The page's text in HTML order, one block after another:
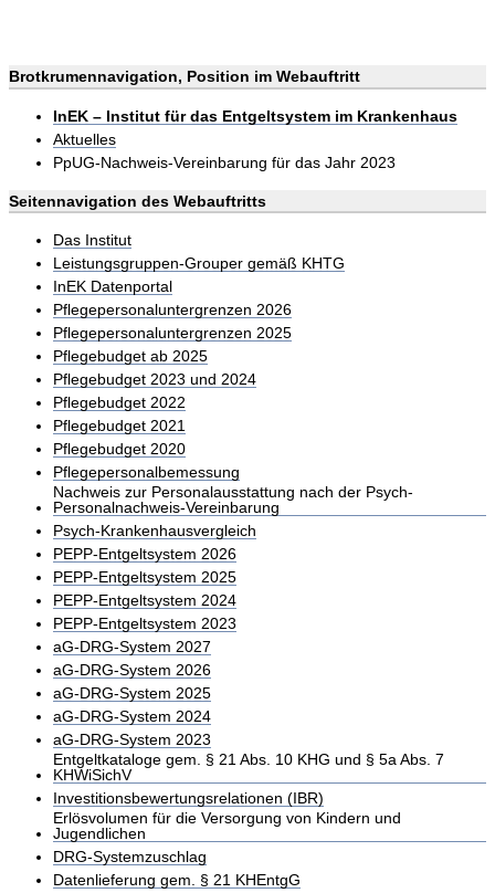
Brotkrumennavigation, Position im Webauftritt
InEK – Institut für das Entgeltsystem im Krankenhaus
Aktuelles
PpUG-Nachweis-Vereinbarung für das Jahr 2023
Seitennavigation des Webauftritts
Das Institut
Leistungsgruppen-Grouper gemäß KHTG
InEK Datenportal
Pflegepersonaluntergrenzen 2026
Pflegepersonaluntergrenzen 2025
Pflegebudget ab 2025
Pflegebudget 2023 und 2024
Pflegebudget 2022
Pflegebudget 2021
Pflegebudget 2020
Pflegepersonalbemessung
Nachweis zur Personalausstattung nach der Psych-
Personalnachweis-Vereinbarung
Psych-Krankenhausvergleich
PEPP-Entgeltsystem 2026
PEPP-Entgeltsystem 2025
PEPP-Entgeltsystem 2024
PEPP-Entgeltsystem 2023
aG-DRG-System 2027
aG-DRG-System 2026
aG-DRG-System 2025
aG-DRG-System 2024
aG-DRG-System 2023
Entgeltkataloge gem. § 21 Abs. 10 KHG und § 5a Abs. 7
KHWiSichV
Investitionsbewertungsrelationen (IBR)
Erlösvolumen für die Versorgung von Kindern und
Jugendlichen
DRG-Systemzuschlag
Datenlieferung gem. § 21 KHEntgG